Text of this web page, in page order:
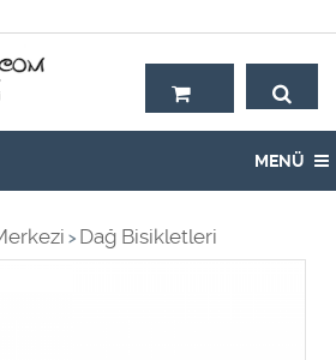
MENÜ
> Dağ Bisikletleri